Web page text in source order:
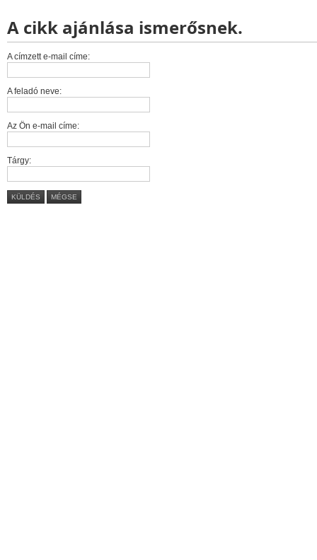
A cikk ajánlása ismerősnek.
A címzett e-mail címe:
A feladó neve:
Az Ön e-mail címe:
Tárgy:
KÜLDÉS MÉGSE